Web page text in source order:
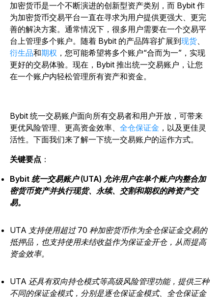
加密货币是一个不断演进的创新型资产类别，而 Bybit 作
为加密货币交易平台一直在寻求为用户提供更强大、更完
善的解决方案。通常情况下，很多用户需要在一个交易平
台上管理多个账户。随着 Bybit 的产品阵容扩展到现货、
衍生品和期权 ，您可能希望将多个账户“合而为一”，实现
更好的交易体验。现在，Bybit 推出统一交易账户，让您
在一个账户内轻松管理所有资产和资金。
Bybit 统一交易账户面向所有交易者和用户开放，可带来
更优风险管理、更高资金效率、 全仓保证金 ，以及更佳灵
活性。下面我们来了解一下统一交易账户的运作方式。
关键要点 ：
Bybit 统一交易账户 (UTA) 允许用户在单个账户内整合加
密货币资产并执行现货、永续、交割和期权的跨资产交
易。
UTA 支持使用超过 70 种加密货币作为全仓保证金交易的
抵押品，也支持使用未结收益作为保证金开仓，从而提高
资金效率。
UTA 还具有双向持仓模式等高级风险管理功能，提供三种
不同的保证金模式，分别是逐仓保证金模式、全仓保证金